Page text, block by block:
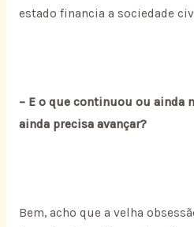
estado financia a sociedade
– E o que continuou ou ainda
ainda precisa avançar?
Bem, acho que a velha